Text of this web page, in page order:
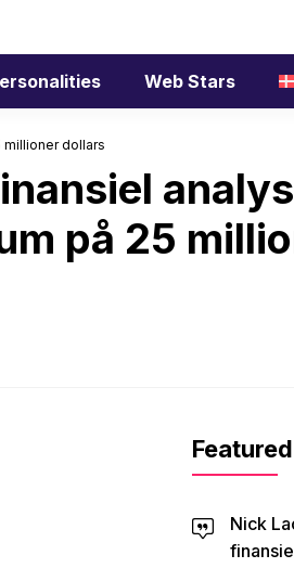
Web Stars
millioner dollars
på 25
Nick